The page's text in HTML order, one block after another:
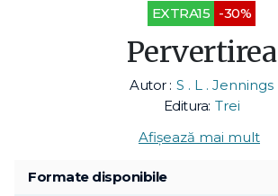
EXTRA15 -30%
Pervertirea
Autor : S . L . Jennings
Editura: Trei
Afișează mai mult
Formate disponibile